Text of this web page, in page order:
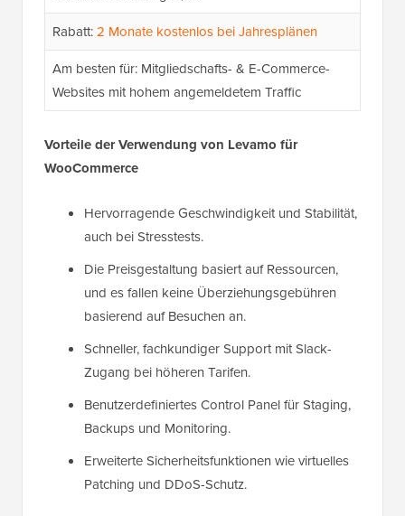
Rabatt:2 Monate kostenlos bei Jahresplänen
Am besten für: Mitgliedschafts- & E-Commerce-
Websites mit hohem angemeldetem Traffic
Vorteile der Verwendung von Levamo für
WooCommerce
Hervorragende Geschwindigkeit und Stabilität,
auch bei Stresstests.
Die Preisgestaltung basiert auf Ressourcen,
und es fallen keine Überziehungsgebühren
basierend auf Besuchen an.
Schneller, fachkundiger Support mit Slack-
Zugang bei höheren Tarifen.
Benutzerdefiniertes Control Panel für Staging,
Backups und Monitoring.
Erweiterte Sicherheitsfunktionen wie virtuelles
Patching und DDoS-Schutz.